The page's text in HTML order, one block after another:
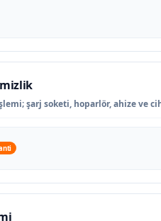
şarj soketi, hoparlör, ahize